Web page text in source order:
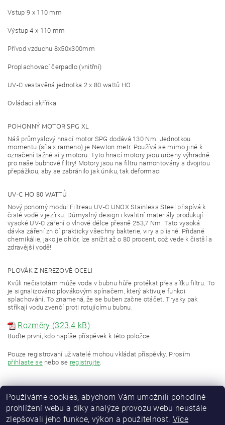
Vstup 9 x 110 mm
Výstup 4 x 110 mm
Přívod vzduchu 8x50x300mm
Proplachovací čerpadlo (vnitřní)
UV-C vestavěná jednotka 2 x 80 wattů HO
Ovládací skříňka
POHONNÝ MOTOR SPG XL
Náš průmyslový hnací motor SPG dodává 130 Nm. Jednotkou
momentu (síla x rameno) je Newton metr. Používá se mimo jiné k
označení tažné síly motoru. Tyto hnací motory jsou určeny výhradně
pro naše bubnové filtry! Motory jsou na filtru namontovány s dvojitou
přepážkou, aby se zabránilo jak úniku, tak deformaci.
UV-C HO 80 WATTŮ
Nový ponorný modul Filtreau UV-C UNOX Stainless Steel přispívá k
čisté vodě v jezírku. Důmyslný design i kvalitní materiály produkují
vysoké UV-C záření o vlnové délce přesně 253,7 Nm. Tato vysoká
dávka záření zničí prakticky všechny bakterie, viry a plísně. Přidané
chemikálie, jako je chlór, lze snížit až o 80 procent, což vede k čistší a
zdravější vodě!
PLOVÁK Z NEREZOVÉ OCELI
Kvůli nečistotám může voda v bubnu hůře protékat přes síťku filtru. To
je signalizováno plovákovým spínačem, který aktivuje funkci
splachování. To znamená, že se buben začne otáčet. Trysky pak
stříkají vodu zvenčí proti rotujícímu bubnu.
Rozměry (323.4 kB)
Buďte první, kdo napíše příspěvek k této položce.
Pouze registrovaní uživatelé mohou vkládat příspěvky. Prosím
přihlaste senebo se registrujte
Používáme cookies, abychom Vám umožnili pohodlné
prohlížení webu a díky analýze provozu webu neustále
zlepšovali jeho funkce, výkon a použitelnost. Více